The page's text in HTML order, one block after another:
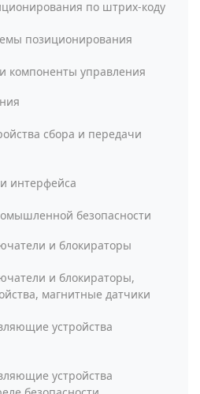
по штрих-коду
позиционирования
компоненты управления
сбора и передачи
интерфейса
безопасности
и блокираторы
и блокираторы,
магнитные датчики
устройства
устройства